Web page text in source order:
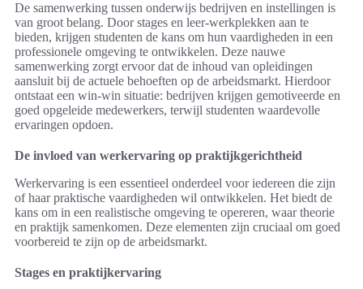
De samenwerking tussen onderwijs bedrijven en instellingen is
van groot belang. Door stages en leer-werkplekken aan te
bieden, krijgen studenten de kans om hun vaardigheden in een
professionele omgeving te ontwikkelen. Deze nauwe
samenwerking zorgt ervoor dat de inhoud van opleidingen
aansluit bij de actuele behoeften op de arbeidsmarkt. Hierdoor
ontstaat een win-win situatie: bedrijven krijgen gemotiveerde en
goed opgeleide medewerkers, terwijl studenten waardevolle
ervaringen opdoen.
De invloed van werkervaring op praktijkgerichtheid
Werkervaring is een essentieel onderdeel voor iedereen die zijn
of haar praktische vaardigheden wil ontwikkelen. Het biedt de
kans om in een realistische omgeving te opereren, waar theorie
en praktijk samenkomen. Deze elementen zijn cruciaal om goed
voorbereid te zijn op de arbeidsmarkt.
Stages en praktijkervaring